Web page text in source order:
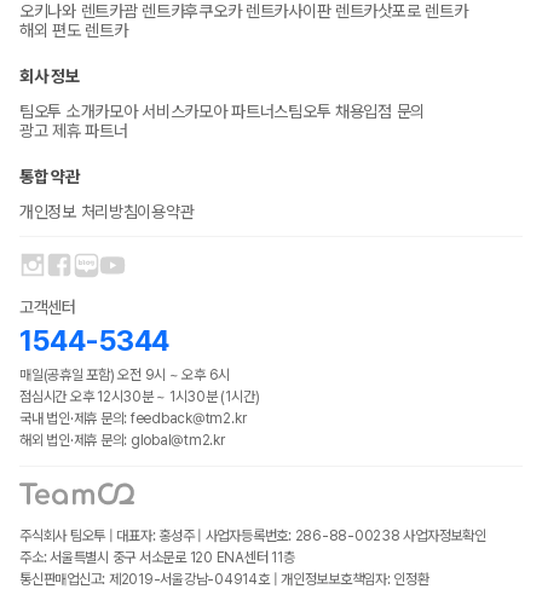
오키나와 렌트카괌 렌트카후쿠오카 렌트카사이판 렌트카삿포로 렌트카
해외 편도 렌트카
회사 정보
팀오투 소개카모아 서비스카모아 파트너스팀오투 채용입점 문의
광고 제휴 파트너
통합 약관
개인정보 처리방침이용약관
고객센터
1544-5344
매일(공휴일 포함) 오전 9시 ~ 오후 6시
점심시간 오후 12시30분 ~ 1시30분 (1시간)
국내 법인·제휴 문의: feedback@tm2.kr
해외 법인·제휴 문의: global@tm2.kr
주식회사 팀오투 | 대표자: 홍성주 | 사업자등록번호: 286-88-00238 사업자정보확인
주소: 서울특별시 중구 서소문로 120 ENA센터 11층
통신판매업신고: 제2019-서울강남-04914호 | 개인정보보호책임자: 인정환